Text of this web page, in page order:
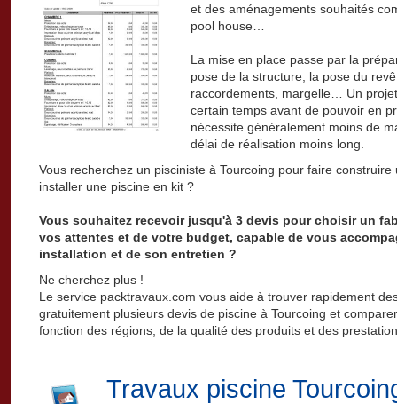
et des aménagements souhaités
pool house…
La mise en place passe par la
pose de la structure, la pose du
raccordements, margelle… Un
certain temps avant de pouvoir en
nécessite généralement moins de
délai de réalisation moins long.
Vous recherchez un pisciniste à Tourcoing pour faire
installer une piscine en kit ?
Vous souhaitez recevoir jusqu'à 3 devis pour choisir un
vos attentes et de votre budget, capable de vous
installation et de son entretien ?
Ne cherchez plus !
Le service packtravaux.com vous aide à trouver rapidement
gratuitement plusieurs devis de piscine à Tourcoing et
fonction des régions, de la qualité des produits et des
Travaux piscine